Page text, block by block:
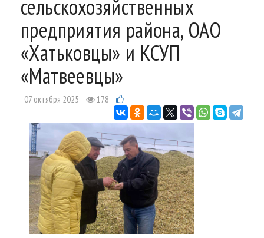
сельскохозяйственных
предприятия района, ОАО
«Хатьковцы» и КСУП
«Матвеевцы»
07 октября 2025 178